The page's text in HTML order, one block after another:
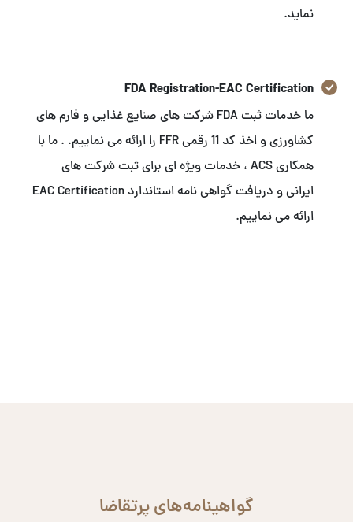
نماید.
FDA Registration-EAC Certification
ما خدمات ثبت FDA شرکت های صنایع غذایی و فارم های
کشاورزی و اخذ کد 11 رقمی FFR را ارائه می نماییم. . ما با
همکاری ACS ، خدمات ویژه ای برای ثبت شرکت های
ایرانی و دریافت گواهی نامه استاندارد EAC Certification
ارائه می نماییم.
گواهینامه‌های پرتقاضا